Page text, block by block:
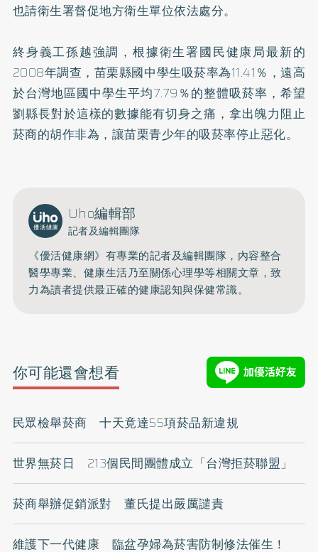
也請衛生署督促地方衛生單位依法處分。
終身義工孫越強調，根據衛生署國民健康局最新的
2008年調查，苗栗縣國中學生吸菸率為11.41％，遠高
於台灣地區國中學生平均7.79％的整體吸菸率，希望
劉縣長對於這樣的數據能有切身之痛，拿出魄力阻止
菸商的胡作非為，讓苗栗青少年的吸菸率停止惡化。
Uho編輯部
記者及編輯團隊
《優活健康網》有專業的記者及編輯團隊，內容整合
醫學專業、健康生活乃至關係心理學等相關文章，致
力為讀者提供最正確的健康認知與保健常識。
你可能還會想看
民眾檢舉菸商 十天竟達55項菸品新違規
世界無菸日 213個民間團體成立「台灣拒菸聯盟」
菸商舉辦促銷派對 董氏提出嚴厲譴責
維護下一代健康 臨盆孕婦為菸害防制修法催生！